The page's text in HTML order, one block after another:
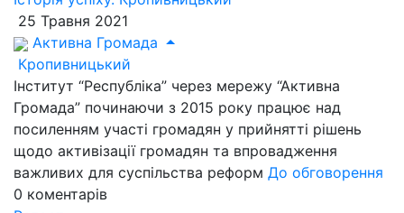
25 Травня 2021
Активна Громада
Кропивницький
Інститут “Республіка” через мережу “Активна
Громада” починаючи з 2015 року працює над
посиленням участі громадян у прийнятті рішень
щодо активізації громадян та впровадження
важливих для суспільства реформ До обговорення
0 коментарів